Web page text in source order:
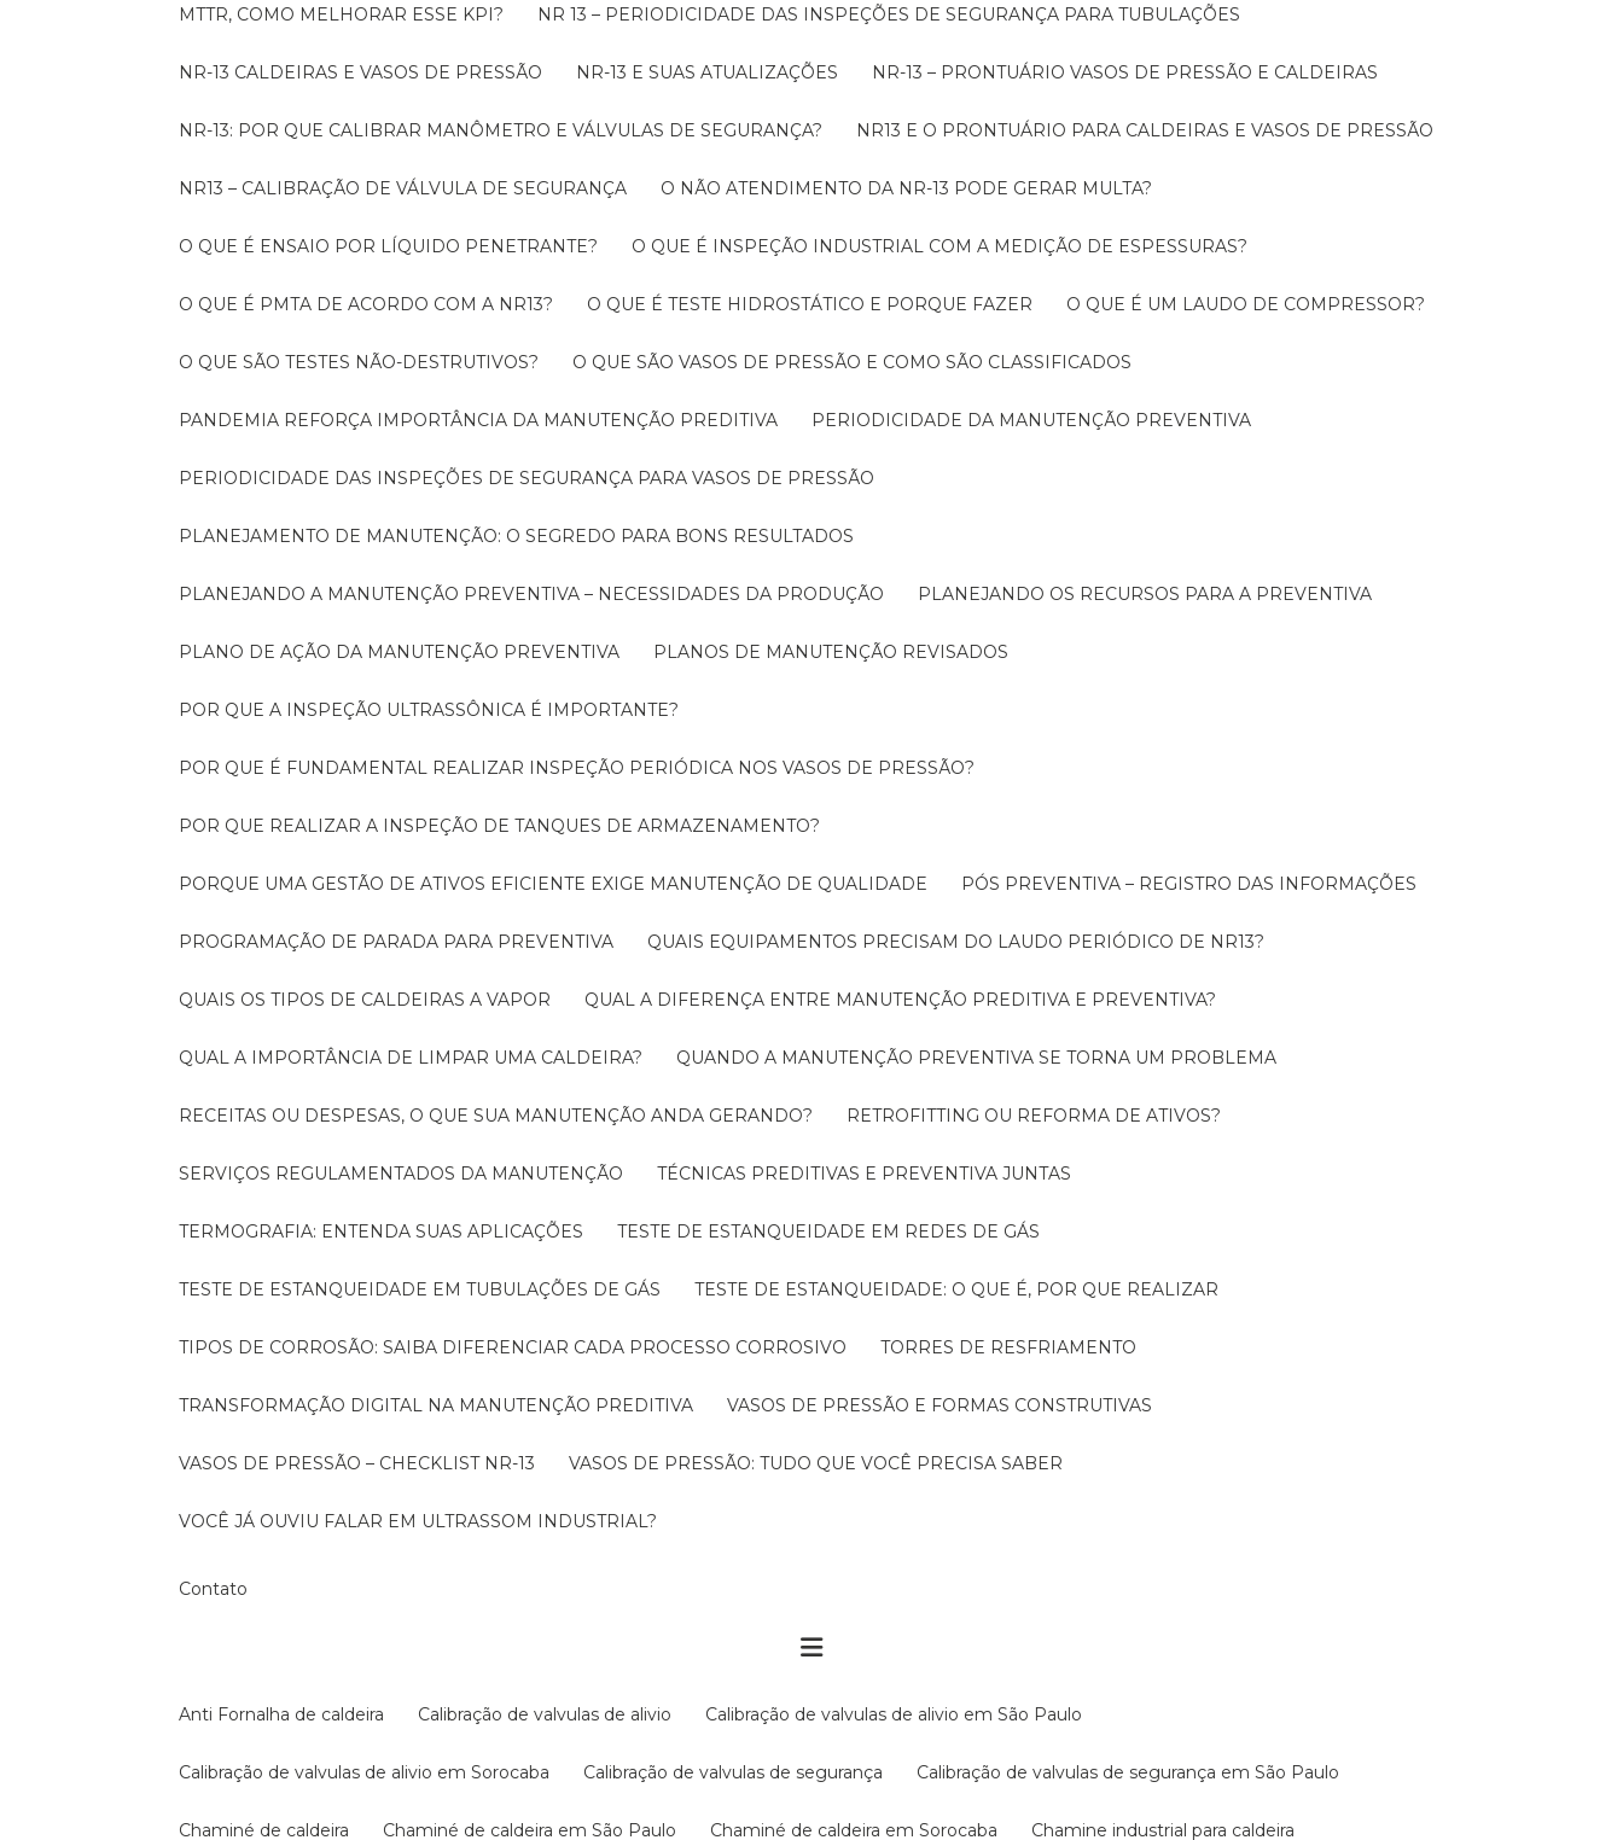
MTTR, COMO MELHORAR ESSE KPI? NR 13 – PERIODICIDADE DAS INSPEÇÕES DE SEGURANÇA PARA TUBULAÇÕES
NR-13 CALDEIRAS E VASOS DE PRESSÃO NR-13 E SUAS ATUALIZAÇÕES NR-13 – PRONTUÁRIO VASOS DE PRESSÃO E CALDEIRAS
NR-13: POR QUE CALIBRAR MANÔMETRO E VÁLVULAS DE SEGURANÇA? NR13 E O PRONTUÁRIO PARA CALDEIRAS E VASOS DE PRESSÃO
NR13 – CALIBRAÇÃO DE VÁLVULA DE SEGURANÇA O NÃO ATENDIMENTO DA NR-13 PODE GERAR MULTA?
O QUE É ENSAIO POR LÍQUIDO PENETRANTE? O QUE É INSPEÇÃO INDUSTRIAL COM A MEDIÇÃO DE ESPESSURAS?
O QUE É PMTA DE ACORDO COM A NR13? O QUE É TESTE HIDROSTÁTICO E PORQUE FAZER O QUE É UM LAUDO DE COMPRESSOR?
O QUE SÃO TESTES NÃO-DESTRUTIVOS? O QUE SÃO VASOS DE PRESSÃO E COMO SÃO CLASSIFICADOS
PANDEMIA REFORÇA IMPORTÂNCIA DA MANUTENÇÃO PREDITIVA PERIODICIDADE DA MANUTENÇÃO PREVENTIVA
PERIODICIDADE DAS INSPEÇÕES DE SEGURANÇA PARA VASOS DE PRESSÃO
PLANEJAMENTO DE MANUTENÇÃO: O SEGREDO PARA BONS RESULTADOS
PLANEJANDO A MANUTENÇÃO PREVENTIVA – NECESSIDADES DA PRODUÇÃO PLANEJANDO OS RECURSOS PARA A PREVENTIVA
PLANO DE AÇÃO DA MANUTENÇÃO PREVENTIVA PLANOS DE MANUTENÇÃO REVISADOS
POR QUE A INSPEÇÃO ULTRASSÔNICA É IMPORTANTE?
POR QUE É FUNDAMENTAL REALIZAR INSPEÇÃO PERIÓDICA NOS VASOS DE PRESSÃO?
POR QUE REALIZAR A INSPEÇÃO DE TANQUES DE ARMAZENAMENTO?
PORQUE UMA GESTÃO DE ATIVOS EFICIENTE EXIGE MANUTENÇÃO DE QUALIDADE PÓS PREVENTIVA – REGISTRO DAS INFORMAÇÕES
PROGRAMAÇÃO DE PARADA PARA PREVENTIVA QUAIS EQUIPAMENTOS PRECISAM DO LAUDO PERIÓDICO DE NR13?
QUAIS OS TIPOS DE CALDEIRAS A VAPOR QUAL A DIFERENÇA ENTRE MANUTENÇÃO PREDITIVA E PREVENTIVA?
QUAL A IMPORTÂNCIA DE LIMPAR UMA CALDEIRA? QUANDO A MANUTENÇÃO PREVENTIVA SE TORNA UM PROBLEMA
RECEITAS OU DESPESAS, O QUE SUA MANUTENÇÃO ANDA GERANDO? RETROFITTING OU REFORMA DE ATIVOS?
SERVIÇOS REGULAMENTADOS DA MANUTENÇÃO TÉCNICAS PREDITIVAS E PREVENTIVA JUNTAS
TERMOGRAFIA: ENTENDA SUAS APLICAÇÕES TESTE DE ESTANQUEIDADE EM REDES DE GÁS
TESTE DE ESTANQUEIDADE EM TUBULAÇÕES DE GÁS TESTE DE ESTANQUEIDADE: O QUE É, POR QUE REALIZAR
TIPOS DE CORROSÃO: SAIBA DIFERENCIAR CADA PROCESSO CORROSIVO TORRES DE RESFRIAMENTO
TRANSFORMAÇÃO DIGITAL NA MANUTENÇÃO PREDITIVA VASOS DE PRESSÃO E FORMAS CONSTRUTIVAS
VASOS DE PRESSÃO – CHECKLIST NR-13 VASOS DE PRESSÃO: TUDO QUE VOCÊ PRECISA SABER
VOCÊ JÁ OUVIU FALAR EM ULTRASSOM INDUSTRIAL?
Contato
Anti Fornalha de caldeira Calibração de valvulas de alivio Calibração de valvulas de alivio em São Paulo
Calibração de valvulas de alivio em Sorocaba Calibração de valvulas de segurança Calibração de valvulas de segurança em São Paulo
Chaminé de caldeira Chaminé de caldeira em São Paulo Chaminé de caldeira em Sorocaba Chamine industrial para caldeira